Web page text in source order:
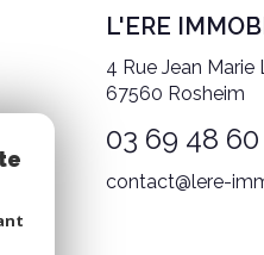
L'ERE
4 Rue Jean Marie
67560 Rosheim
03 69 48
contact@lere-